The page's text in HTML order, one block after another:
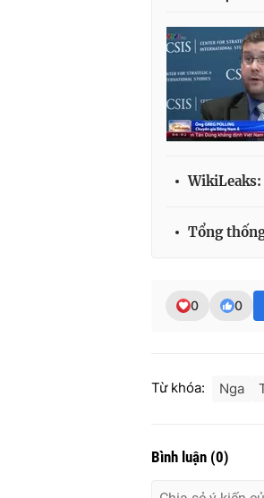
Tổng
0 0
Từ khóa: Nga
Bình luận (0)